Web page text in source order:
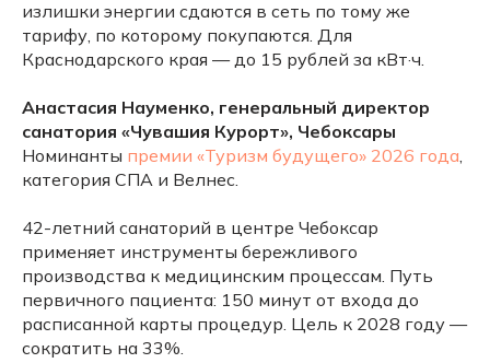
излишки энергии сдаются в сеть по тому же
тарифу, по которому покупаются. Для
Краснодарского края — до 15 рублей за кВт·ч.
Анастасия Науменко, генеральный директор
санатория «Чувашия Курорт», Чебоксары
Номинанты премии «Туризм будущего» 2026 года,
категория СПА и Велнес.
42-летний санаторий в центре Чебоксар
применяет инструменты бережливого
производства к медицинским процессам. Путь
первичного пациента: 150 минут от входа до
расписанной карты процедур. Цель к 2028 году —
сократить на 33%.